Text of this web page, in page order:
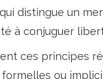
distingue un
à conjuguer
ces principes
ou